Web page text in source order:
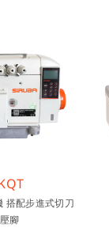
搭配步進式切刀
腳